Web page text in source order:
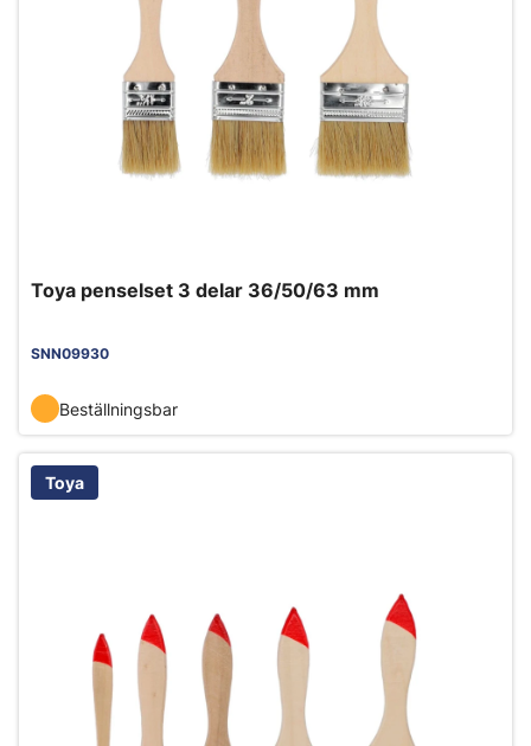
Toya penselset 3 delar 36/50/63 mm
SNN09930
Beställningsbar
Toya